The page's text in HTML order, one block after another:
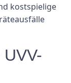
kostspielige